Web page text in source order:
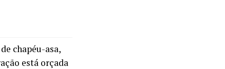
chapéu-asa,
está orçada